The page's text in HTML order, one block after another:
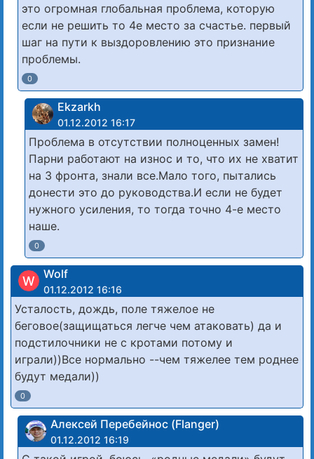
это огромная глобальная проблема, которую
если не решить то 4е место за счастье. первый
шаг на пути к выздоровлению это признание
проблемы.
0
Ekzarkh
01.12.2012 16:17
Проблема в отсутствии полноценных замен!
Парни работают на износ и то, что их не хватит
на 3 фронта, знали все.Мало того, пытались
донести это до руководства.И если не будет
нужного усиления, то тогда точно 4-е место
наше.
0
W Wolf
01.12.2012 16:16
Усталость, дождь, поле тяжелое не
беговое(защищаться легче чем атаковать) да и
подстилочники не с кротами потому и
играли))Все нормально --чем тяжелее тем роднее
будут медали))
0
Алексей Перебейнос (Flanger)
01.12.2012 16:19